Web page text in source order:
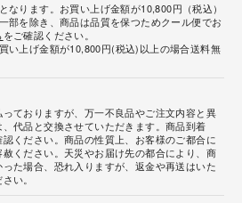
なります。お買い上げ金額が10,800円（税込）
部を除き、商品は品質を保つためクール便でお
をご確認ください。
い上げ金額が10,800円(税込)以上の場合送料無
ておりますが、万一不良品やご注文内容と異
代品と交換させていただきます。商品到着
ください。商品の性質上、お客様のご都合に
ください。天災やお届け先の都合により、商
た場合、恐れ入りますが、返金や再送はいた
い。